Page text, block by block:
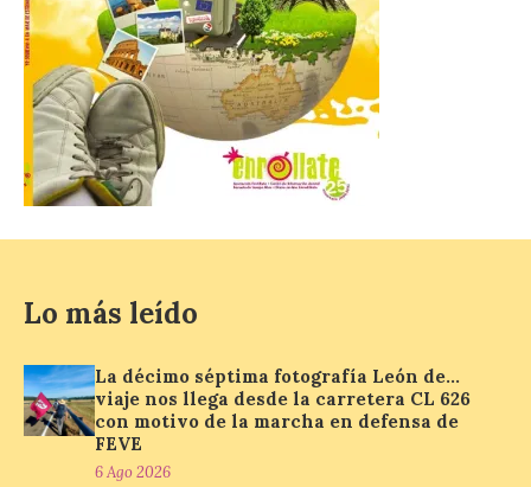
El Mercado Medieval abre
sus puertas en La Bañeza
con más de 60 puestos y
un amplio programa de
animación.
6 Ago 2026
de animación dirigidas a
todos los públicos. La
martes 4 de agosto una nueva edición de
su tradicional Mercado Medieval, que
hasta el próximo 6 […]
Lo más leído
La décimo séptima fotografía León de…
viaje nos llega desde la carretera CL 626
con motivo de la marcha en defensa de
FEVE
6 Ago 2026